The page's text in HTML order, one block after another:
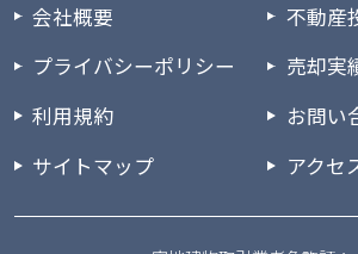
会社概要
プライバシーポリシー
利用規約
サイトマップ
不動産
売却実
お問い
アクセ